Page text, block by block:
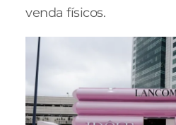
venda físicos.